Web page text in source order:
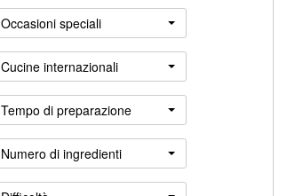
Accedere
Occasioni speciali
Cucine internazionali
Tempo di preparazione
Numero di ingredienti